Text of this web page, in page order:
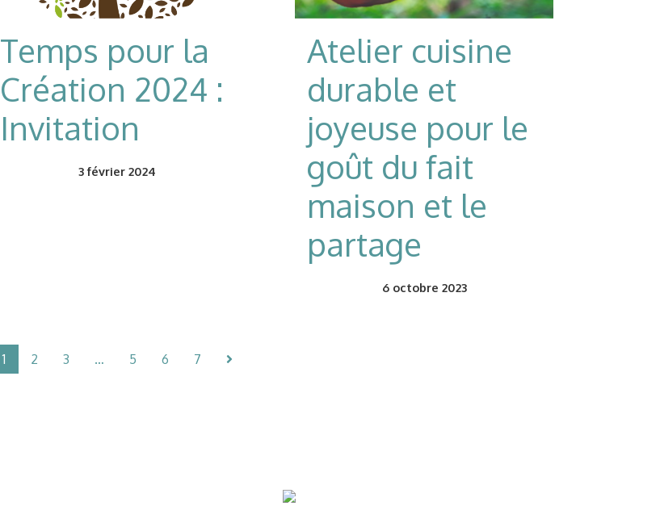
Temps pour la
Création 2024 :
Invitation
3février 2024
Atelier cuisine
durable et
joyeuse pour le
goût du fait
maison et le
partage
6octobre 2023
1 2 3 … 5 6 7